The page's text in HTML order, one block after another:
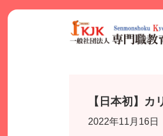
Skip
【日本初】
2022年11月16日